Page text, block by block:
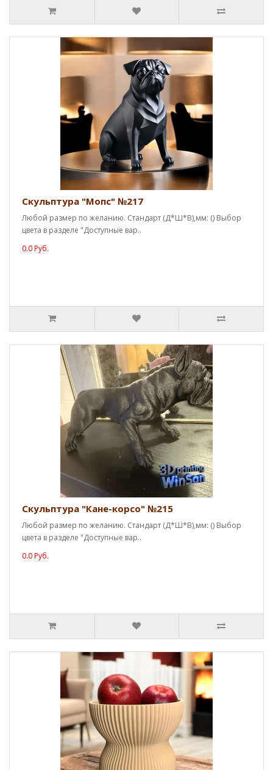
Скульптура "Мопс" №217
Любой размер по желанию. Стандарт (Д*Ш*В),мм: () Выбор
цвета в разделе "Доступные вар..
0.0 Руб.
Скульптура "Кане-корсо" №215
Любой размер по желанию. Стандарт (Д*Ш*В),мм: () Выбор
цвета в разделе "Доступные вар..
0.0 Руб.